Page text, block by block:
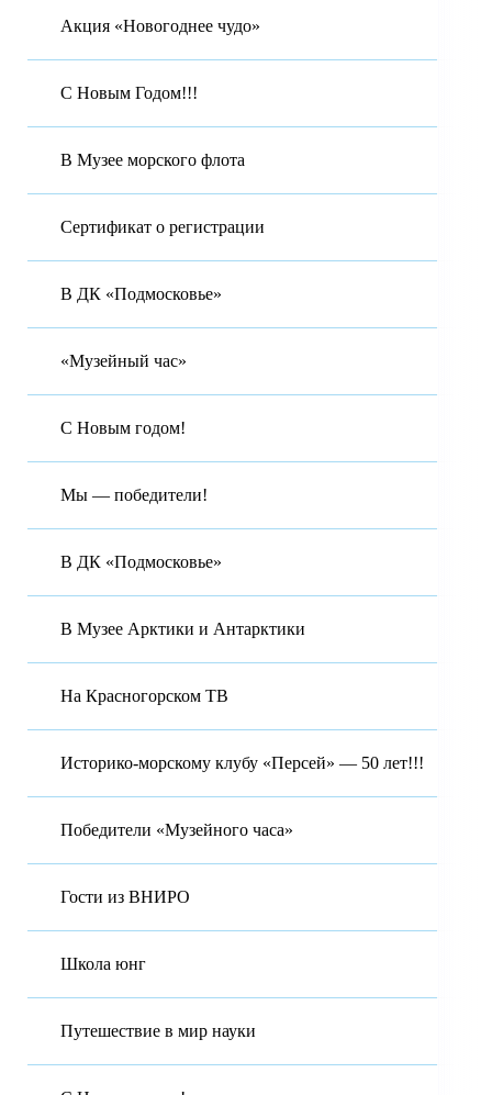
Акция «Новогоднее чудо»
С Новым Годом!!!
В Музее морского флота
Сертификат о регистрации
В ДК «Подмосковье»
«Музейный час»
С Новым годом!
Мы — победители!
В ДК «Подмосковье»
В Музее Арктики и Антарктики
На Красногорском ТВ
Историко-морскому клубу «Персей» — 50 лет!!!
Победители «Музейного часа»
Гости из ВНИРО
Школа юнг
Путешествие в мир науки